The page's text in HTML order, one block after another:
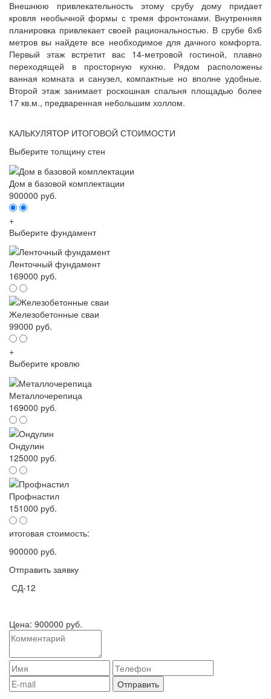
Внешнюю привлекательность этому срубу дому придает
кровля необычной формы с тремя фронтонами. Внутренняя
планировка привлекает своей рациональностью. В срубе 6х6
метров вы найдете все необходимое для дачного комфорта.
Первый этаж встретит вас 14-метровой гостиной, плавно
переходящей в просторную кухню. Рядом расположены
ванная комната и санузел, компактные но вполне удобные.
Второй этаж занимает роскошная спальня площадью более
17 кв.м., предваренная небольшим холлом.
КАЛЬКУЛЯТОР ИТОГОВОЙ СТОИМОСТИ
Выберите толщину стен
Дом в базовой комплектации
900000 руб.
+
Выберите фундамент
Ленточный фундамент
169000 руб.
Железобетонные сваи
99000 руб.
+
Выберите кровлю
Металлочерепица
169000 руб.
Ондулин
125000 руб.
Профнастил
151000 руб.
итоговая стоимость:
900000 руб.
Отправить заявку
СД-12
Цена: 900000 руб.